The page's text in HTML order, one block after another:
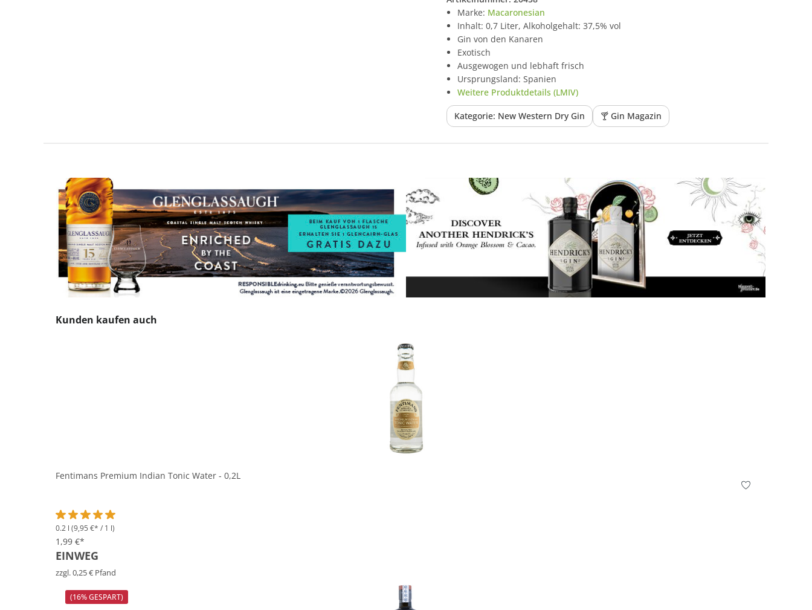
Marke: Macaronesian
Inhalt: 0,7 Liter, Alkoholgehalt: 37,5% vol
Gin von den Kanaren
Exotisch
Ausgewogen und lebhaft frisch
Ursprungsland: Spanien
Weitere Produktdetails (LMIV)
Kategorie: New Western Dry Gin 🍸 Gin Magazin
Produktgalerie überspringen
Kunden kaufen auch
Fentimans Premium Indian Tonic Water - 0,2L
Durchschnittliche Bewertung von 5 von 5 Sternen
0.2 l (9,95 €* / 1 l)
1,99 €*
EINWEG
zzgl. 0,25 € Pfand
In den Korb
(16% GESPART)